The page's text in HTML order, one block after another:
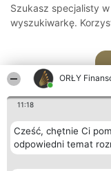
ORŁY
11:18
Cześć, chętnie Ci
odpowiedni temat
Szukasz specjalisty
wyszukiwarkę.
Organizator plebiscytu